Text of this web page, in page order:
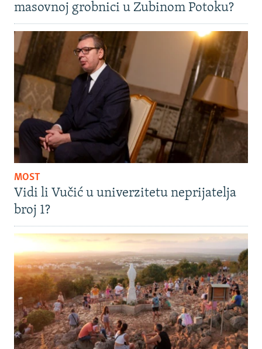
masovnoj grobnici u Zubinom Potoku?
MOST
Vidi li Vučić u univerzitetu neprijatelja
broj 1?